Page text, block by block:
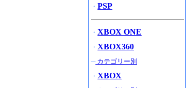
・ PSP
・ XBOX ONE
・ XBOX360
─カテゴリー別
・ XBOX